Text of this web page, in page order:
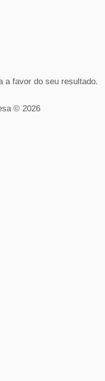
a favor do seu resultado.
© 2026